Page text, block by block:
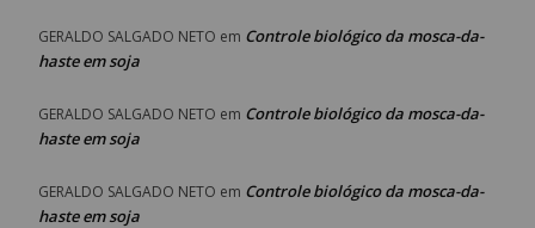
GERALDO SALGADO NETO em Controle biológico da mosca-da-
haste em soja
GERALDO SALGADO NETO em Controle biológico da mosca-da-
haste em soja
GERALDO SALGADO NETO em Controle biológico da mosca-da-
haste em soja